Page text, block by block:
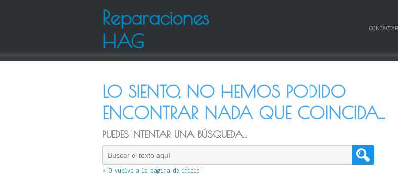
Reparaciones
HAG
CONTACTAR
LO SIENTO, NO HEMOS PODIDO
ENCONTRAR NADA QUE COINCIDA...
PUEDES INTENTAR UNA BÚSQUEDA...
« O vuelve a la página de inicio